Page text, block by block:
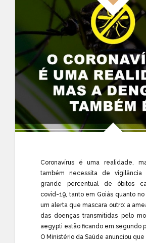
Coronavírus é uma realidade,
também necessita de vigilância
grande percentual de óbitos
covid-19, tanto em Goiás quanto no
um alerta que mascara outro: a
das doenças transmitidas pelo
aegypti estão ficando em segundo
O Ministério da Saúde anunciou que